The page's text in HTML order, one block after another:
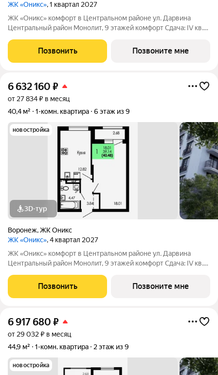
ЖК «Оникс», 1 квартал 2027
ЖК «Оникс» комфорт в Центральном районе ул. Дарвина
Центральный район Монолит, 9 этажей комфорт Сдача: IV кв.
с Ботаническим садом и парком им. Глинки. Преимущества:
Закрытый двор без
Позвонить Позвоните мне
6 632 160 ₽
от 27 834 ₽ в месяц
40,4 м²
1-комн. квартира 6 этаж из 9
новостройка
3D-тур
Воронеж,ЖК Оникс
ЖК «Оникс», 4 квартал 2027
ЖК «Оникс» комфорт в Центральном районе ул. Дарвина
Центральный район Монолит, 9 этажей комфорт Сдача: IV кв.
с Ботаническим садом и парком им. Глинки. Преимущества:
Закрытый двор без
Позвонить Позвоните мне
6 917 680 ₽
от 29 032 ₽ в месяц
44,9 м²
1-комн. квартира 2 этаж из 9
новостройка